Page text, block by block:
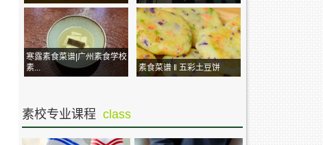
寒露素食菜谱|广州素食学校
素...
素食菜谱 ‖ 五彩土豆饼
素校专业课程 class